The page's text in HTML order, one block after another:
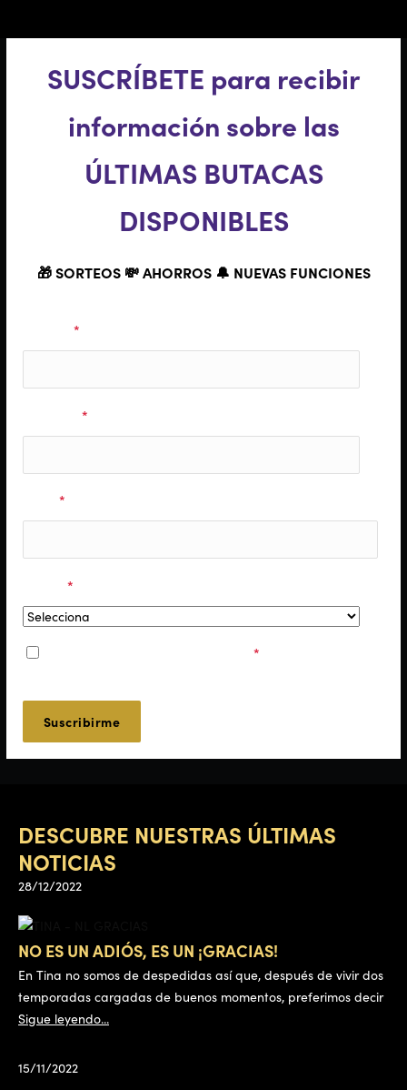
SUSCRÍBETE para recibir
información sobre las
ÚLTIMAS BUTACAS
DISPONIBLES
🎁 SORTEOS 💸 AHORROS 🔔 NUEVAS FUNCIONES
*
*
*
*
*
DESCUBRE NUESTRAS ÚLTIMAS
NOTICIAS
28/12/2022
NO ES UN ADIÓS, ES UN ¡GRACIAS!
En Tina no somos de despedidas así que, después de vivir dos
temporadas cargadas de buenos momentos, preferimos decir
Sigue leyendo...
15/11/2022